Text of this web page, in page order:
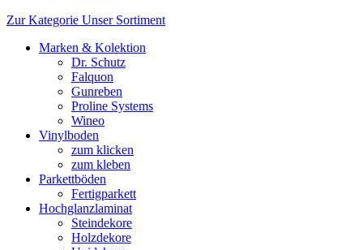
Zur Kategorie Unser Sortiment
Marken & Kolektion
Dr. Schutz
Falquon
Gunreben
Proline Systems
Wineo
Vinylboden
zum klicken
zum kleben
Parkettböden
Fertigparkett
Hochglanzlaminat
Steindekore
Holzdekore